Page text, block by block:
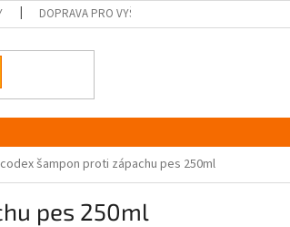
DOPRAVA PRO VYŠKOV
šampon proti zápachu pes 250ml
pes 250ml